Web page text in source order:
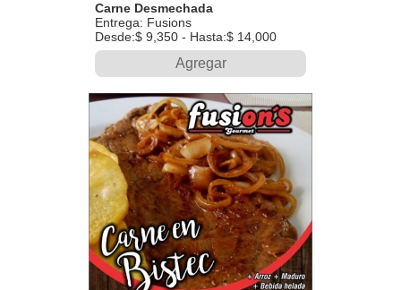
Carne Desmechada
Entrega: Fusions
Desde:$ 9,350 - Hasta:$ 14,000
Agregar